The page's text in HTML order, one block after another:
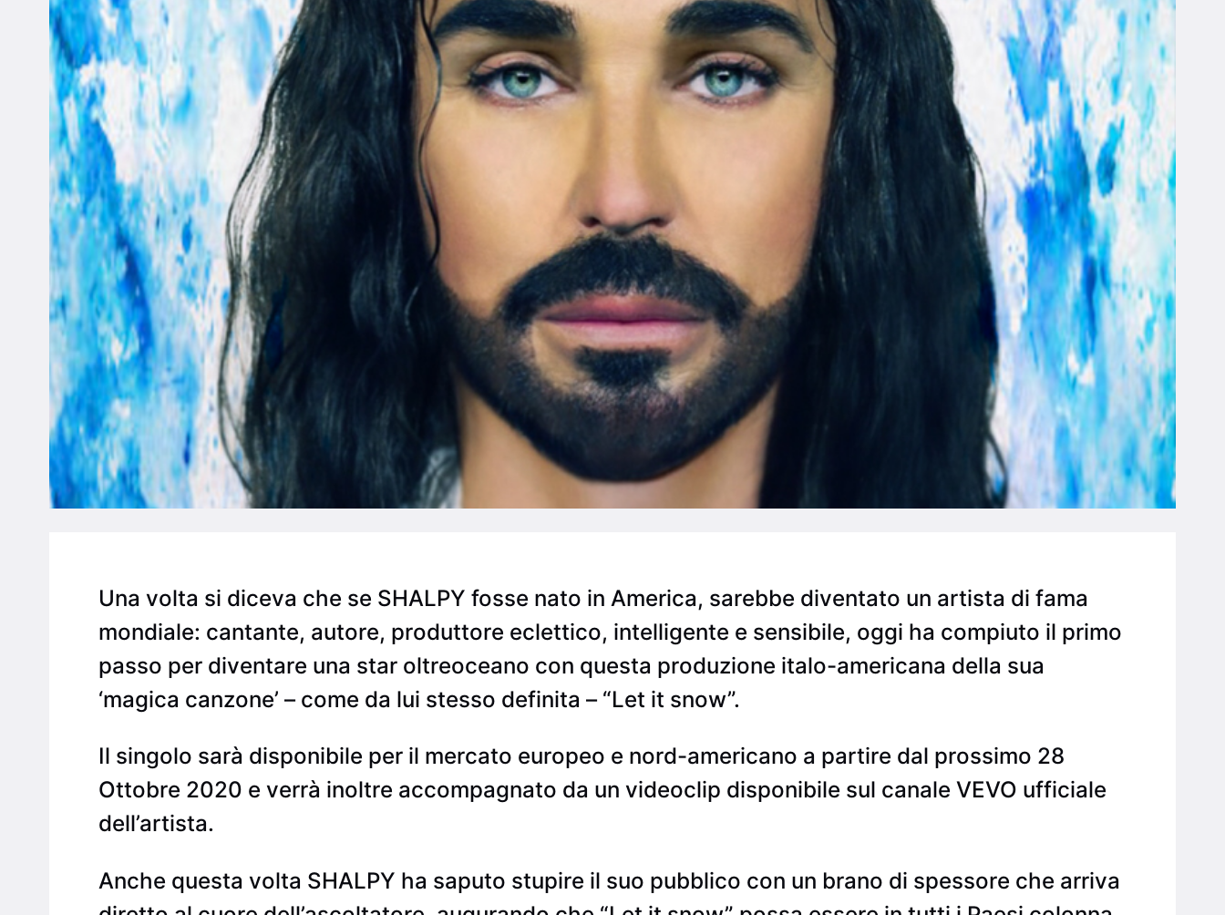
Una volta si diceva che se SHALPY fosse nato in America, sarebbe diventato un artista di fama
mondiale: cantante, autore, produttore eclettico, intelligente e sensibile, oggi ha compiuto il primo
passo per diventare una star oltreoceano con questa produzione italo-americana della sua
‘magica canzone’ – come da lui stesso definita – “Let it snow”.
Il singolo sarà disponibile per il mercato europeo e nord-americano a partire dal prossimo 28
Ottobre 2020 e verrà inoltre accompagnato da un videoclip disponibile sul canale VEVO ufficiale
dell’artista.
Anche questa volta SHALPY ha saputo stupire il suo pubblico con un brano di spessore che arriva